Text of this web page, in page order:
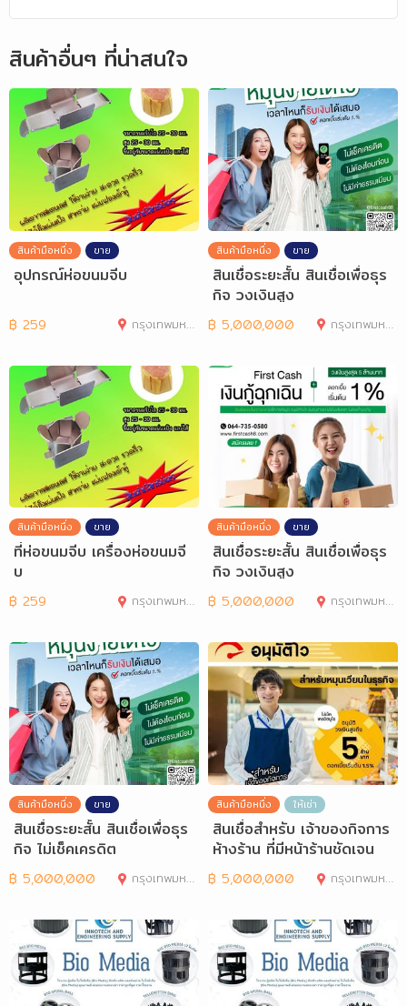
สินค้าอื่นๆ ที่น่าสนใจ
สินค้ามือหนึ่ง ขาย
อุปกรณ์ห่อขนมจีบ
฿ 259 กรุงเทพมหานคร
สินค้ามือหนึ่ง ขาย
สินเชื่อระยะสั้น สินเชื่อเพื่อธุร
กิจ วงเงินสูง
฿ 5,000,000 กรุงเทพมหานคร
สินค้ามือหนึ่ง ขาย
ที่ห่อขนมจีบ เครื่องห่อขนมจี
บ
฿ 259 กรุงเทพมหานคร
สินค้ามือหนึ่ง ขาย
สินเชื่อระยะสั้น สินเชื่อเพื่อธุร
กิจ วงเงินสูง
฿ 5,000,000 กรุงเทพมหานคร
สินค้ามือหนึ่ง ขาย
สินเชื่อระยะสั้น สินเชื่อเพื่อธุร
กิจ ไม่เช็คเครดิต
฿ 5,000,000 กรุงเทพมหานคร
สินค้ามือหนึ่ง ให้เช่า
สินเชื่อสำหรับ เจ้าของกิจการ
ห้างร้าน ที่มีหน้าร้านชัดเจน
฿ 5,000,000 กรุงเทพมหานคร